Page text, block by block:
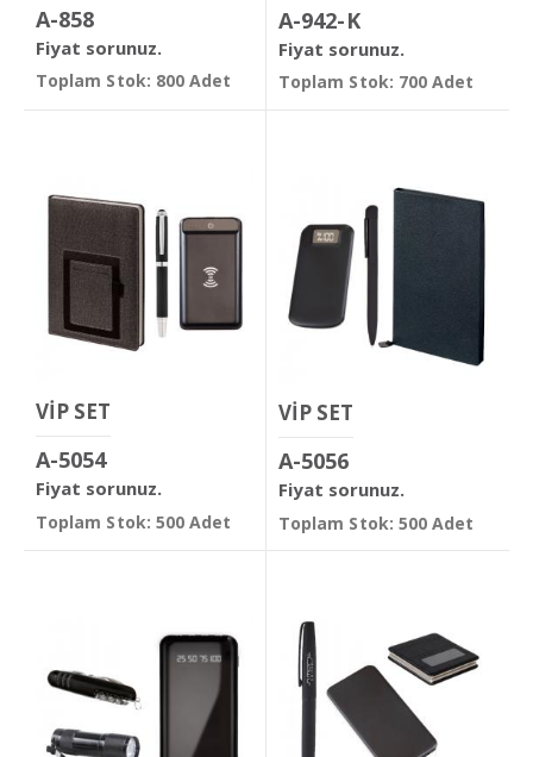
A-858
Fiyat sorunuz.
Toplam Stok: 800 Adet
A-942-K
Fiyat sorunuz.
Toplam Stok: 700 Adet
VİP SET
A-5054
Fiyat sorunuz.
Toplam Stok: 500 Adet
VİP SET
A-5056
Fiyat sorunuz.
Toplam Stok: 500 Adet